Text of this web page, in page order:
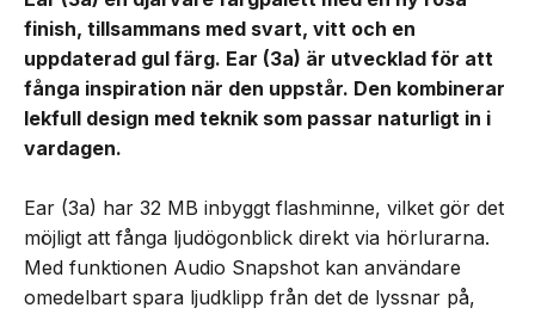
finish, tillsammans med svart, vitt och en
uppdaterad gul färg. Ear (3a) är utvecklad för att
fånga inspiration när den uppstår. Den kombinerar
lekfull design med teknik som passar naturligt in i
vardagen.
Ear (3a) har 32 MB inbyggt flashminne, vilket gör det
möjligt att fånga ljudögonblick direkt via hörlurarna.
Med funktionen Audio Snapshot kan användare
omedelbart spara ljudklipp från det de lyssnar på,